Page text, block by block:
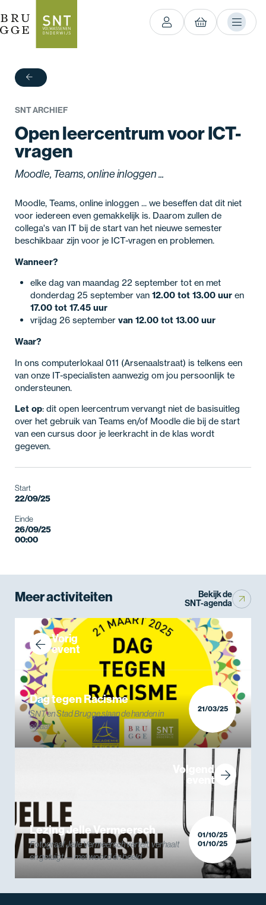
terug
Start
22/09/25
Einde
26/09/25
00:00
SNT ARCHIEF
Open leercentrum voor ICT-
vragen
Moodle, Teams, online inloggen ...
Moodle, Teams, online inloggen ... we beseffen dat dit niet
voor iedereen even gemakkelijk is. Daarom zullen de
collega's van IT bij de start van het nieuwe semester
beschikbaar zijn voor je ICT-vragen en problemen.
Wanneer?
elke dag van maandag 22 september tot en met
donderdag 25 september van12.00 tot 13.00 uuren
17.00 tot 17.45 uur
vrijdag 26 september van 12.00 tot 13.00 uur
Waar?
In ons computerlokaal 011 (Arsenaalstraat) is telkens een
van onze IT-specialisten aanwezig om jou persoonlijk te
ondersteunen.
Let op: dit open leercentrum vervangt niet de basisuitleg
over het gebruik van Teams en/of Moodle die bij de start
van een cursus door je leerkracht in de klas wordt
gegeven.
Meer activiteiten
Bekijk de
SNT-agenda
Vorig
event
Dag tegen Racisme
SNT en Stad Brugge slaan de handen in
elkaar
21/03/25
Volgend
event
Lezing Jelle Vermeersch
Fotograaf Jelle Vermeersch vertelt, verhaalt
en getuigt — met woord én beeld.
01/10/25
01/10/25